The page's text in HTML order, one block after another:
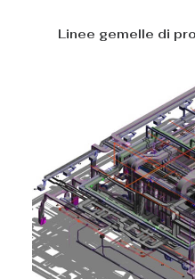
Linee gemelle di